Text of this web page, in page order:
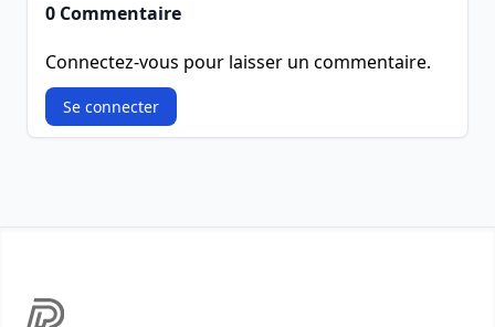
0 Commentaire
Connectez-vous pour laisser un commentaire.
Se connecter